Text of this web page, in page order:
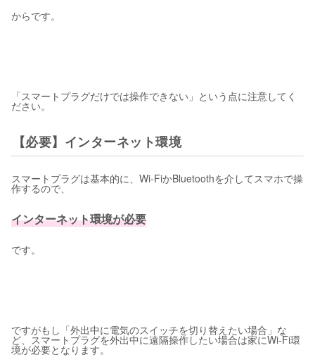
からです。
「スマートプラグだけでは操作できない」という点に注意してく
ださい。
【必要】インターネット環境
スマートプラグは基本的に、Wi-FiかBluetoothを介してスマホで操
作するので、
インターネット環境が必要
です。
ですがもし「外出中に電気のスイッチを切り替えたい場合」な
ど、スマートプラグを外出中に遠隔操作したい場合は家にWi-Fi環
境が必要となります。